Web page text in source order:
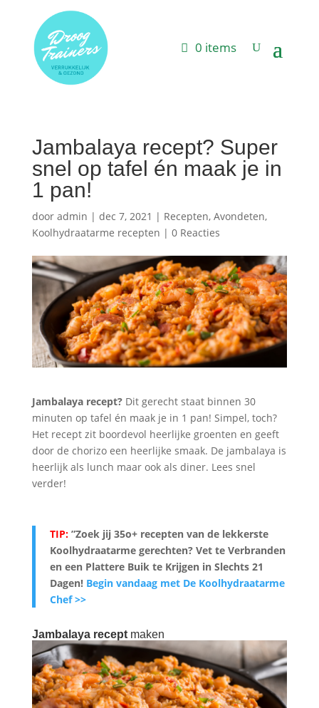
0 items
Jambalaya recept? Super
snel op tafel én maak je in
1 pan!
door admin | dec 7, 2021 | Recepten, Avondeten,
Koolhydraatarme recepten | 0 Reacties
Jambalaya recept?Dit gerecht staat binnen 30
minuten op tafel én maak je in 1 pan! Simpel, toch?
Het recept zit boordevol heerlijke groenten en geeft
door de chorizo een heerlijke smaak. De jambalaya is
heerlijk als lunch maar ook als diner. Lees snel
verder!
TIP:”Zoek jij 35o+ recepten van de lekkerste
Koolhydraatarme gerechten? Vet te Verbranden
en een Plattere Buik te Krijgen in Slechts 21
Dagen! Begin vandaag met De Koolhydraatarme
Chef >>
Jambalaya receptmaken